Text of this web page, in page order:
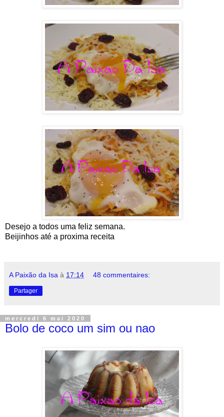
Desejo a todos uma feliz semana.
Beijinhos até a proxima receita
A Paixão da Isa à 17:14 48 commentaires:
Partager
mercredi 6 mai 2020
Bolo de coco um sim ou nao